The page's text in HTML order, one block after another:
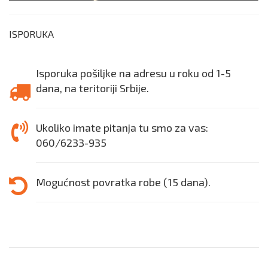
ISPORUKA
Isporuka pošiljke na adresu u roku od 1-5
dana, na teritoriji Srbije.
Ukoliko imate pitanja tu smo za vas:
060/6233-935
Mogućnost povratka robe (15 dana).